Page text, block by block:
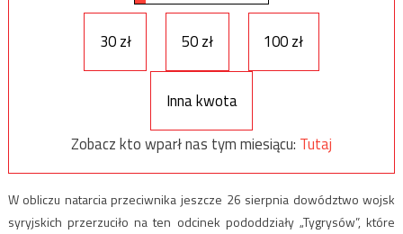
30 zł 50 zł 100 zł
Inna kwota
Zobacz kto wparł nas tym miesiącu: Tutaj
W obliczu natarcia przeciwnika jeszcze 26 sierpnia dowództwo wojsk
syryjskich przerzuciło na ten odcinek pododdziały „Tygrysów”, które